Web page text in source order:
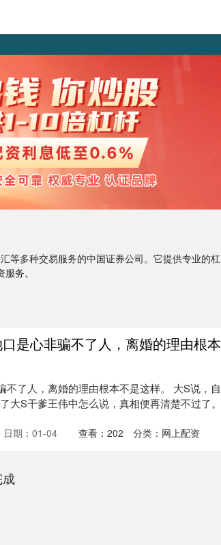
等多种交易服务的中国证券公司。它提供专业的杠
务。
是心非骗不了人，离婚的理由根本
了人，离婚的理由根本不是这样。 大S说，自
大S干爹王伟中怎么说，真相便再清楚不过了。
日期：01-04 查看：202 分类： 网上配资